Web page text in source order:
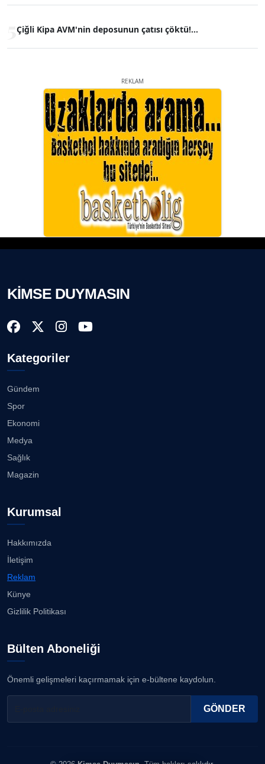
Çiğli Kipa AVM'nin deposunun çatısı çöktü!...
REKLAM
KİMSE DUYMASIN
Kategoriler
Gündem
Spor
Ekonomi
Medya
Sağlık
Magazin
Kurumsal
Hakkımızda
İletişim
Reklam
Künye
Gizlilik Politikası
Bülten Aboneliği
Önemli gelişmeleri kaçırmamak için e-bültene kaydolun.
GÖNDER